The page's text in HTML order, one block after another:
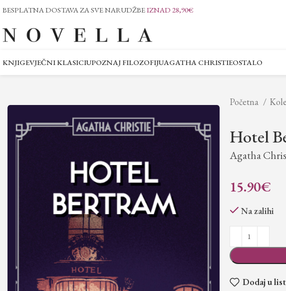
BESPLATNA DOSTAVA ZA SVE NARUDŽBEIZNAD 28,90€
KNJIGEVJEČNI KLASICIUPOZNAJ FILOZOFIJUAGATHA CHRISTIEOSTALO
Početna
Hotel
Agatha
15.90€
Na zalihi
Dodaj u